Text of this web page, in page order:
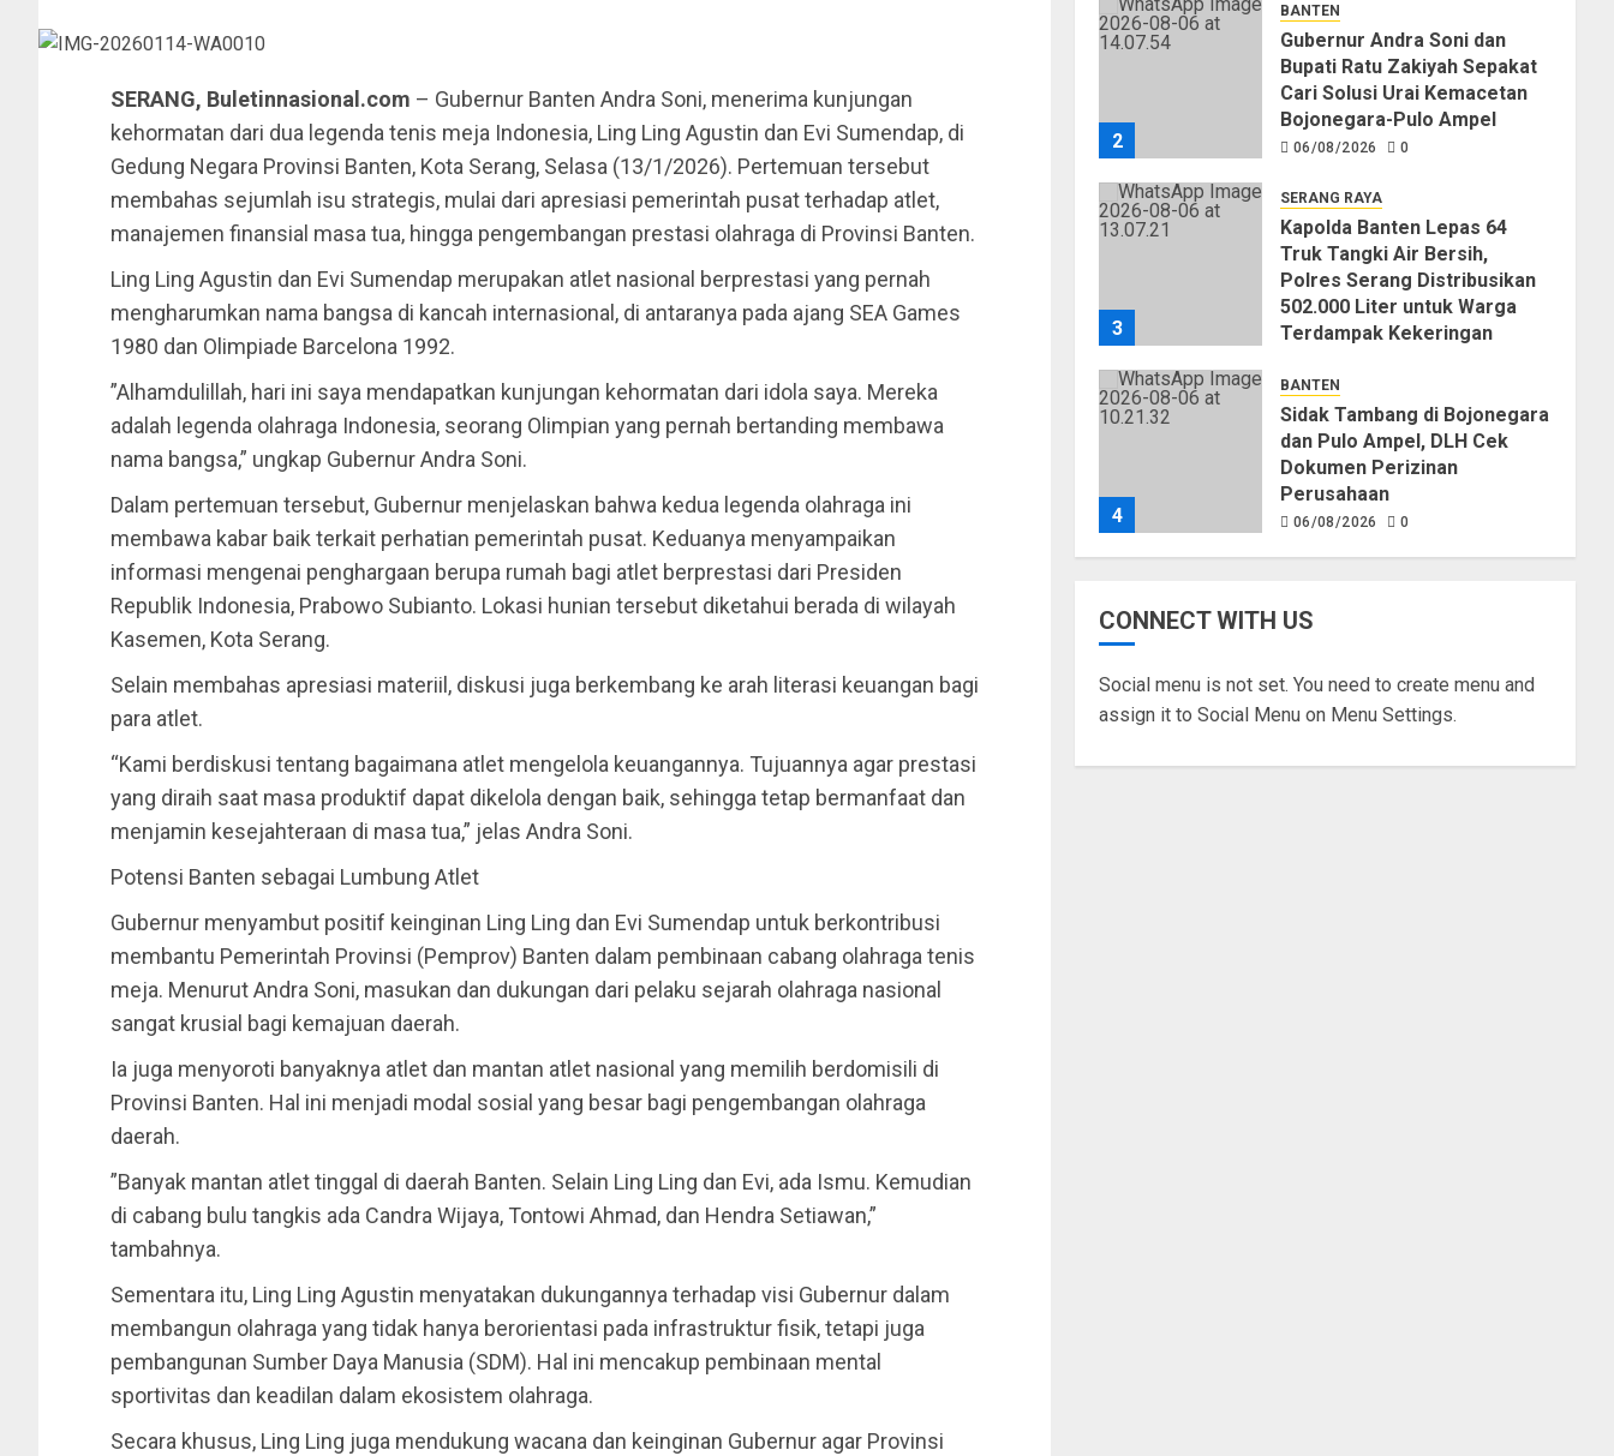
SERANG, Buletinnasional.com – ​Gubernur Banten Andra Soni, menerima kunjungan
kehormatan dari dua legenda tenis meja Indonesia, Ling Ling Agustin dan Evi Sumendap, di
Gedung Negara Provinsi Banten, Kota Serang, Selasa (13/1/2026). Pertemuan tersebut
membahas sejumlah isu strategis, mulai dari apresiasi pemerintah pusat terhadap atlet,
manajemen finansial masa tua, hingga pengembangan prestasi olahraga di Provinsi Banten.
​Ling Ling Agustin dan Evi Sumendap merupakan atlet nasional berprestasi yang pernah
mengharumkan nama bangsa di kancah internasional, di antaranya pada ajang SEA Games
1980 dan Olimpiade Barcelona 1992.
​”Alhamdulillah, hari ini saya mendapatkan kunjungan kehormatan dari idola saya. Mereka
adalah legenda olahraga Indonesia, seorang Olimpian yang pernah bertanding membawa
nama bangsa,” ungkap Gubernur Andra Soni.
​Dalam pertemuan tersebut, Gubernur menjelaskan bahwa kedua legenda olahraga ini
membawa kabar baik terkait perhatian pemerintah pusat. Keduanya menyampaikan
informasi mengenai penghargaan berupa rumah bagi atlet berprestasi dari Presiden
Republik Indonesia, Prabowo Subianto. Lokasi hunian tersebut diketahui berada di wilayah
Kasemen, Kota Serang.
​Selain membahas apresiasi materiil, diskusi juga berkembang ke arah literasi keuangan bagi
para atlet.
“Kami berdiskusi tentang bagaimana atlet mengelola keuangannya. Tujuannya agar prestasi
yang diraih saat masa produktif dapat dikelola dengan baik, sehingga tetap bermanfaat dan
menjamin kesejahteraan di masa tua,” jelas Andra Soni.
​Potensi Banten sebagai Lumbung Atlet
​Gubernur menyambut positif keinginan Ling Ling dan Evi Sumendap untuk berkontribusi
membantu Pemerintah Provinsi (Pemprov) Banten dalam pembinaan cabang olahraga tenis
meja. Menurut Andra Soni, masukan dan dukungan dari pelaku sejarah olahraga nasional
sangat krusial bagi kemajuan daerah.
​Ia juga menyoroti banyaknya atlet dan mantan atlet nasional yang memilih berdomisili di
Provinsi Banten. Hal ini menjadi modal sosial yang besar bagi pengembangan olahraga
daerah.
​”Banyak mantan atlet tinggal di daerah Banten. Selain Ling Ling dan Evi, ada Ismu. Kemudian
di cabang bulu tangkis ada Candra Wijaya, Tontowi Ahmad, dan Hendra Setiawan,”
tambahnya.
​Sementara itu, Ling Ling Agustin menyatakan dukungannya terhadap visi Gubernur dalam
membangun olahraga yang tidak hanya berorientasi pada infrastruktur fisik, tetapi juga
pembangunan Sumber Daya Manusia (SDM). Hal ini mencakup pembinaan mental
sportivitas dan keadilan dalam ekosistem olahraga.
​Secara khusus, Ling Ling juga mendukung wacana dan keinginan Gubernur agar Provinsi
2
BANTEN
Gubernur Andra Soni dan
Bupati Ratu Zakiyah Sepakat
Cari Solusi Urai Kemacetan
Bojonegara-Pulo Ampel
06/08/2026 0
3
SERANG RAYA
Kapolda Banten Lepas 64
Truk Tangki Air Bersih,
Polres Serang Distribusikan
502.000 Liter untuk Warga
Terdampak Kekeringan
4
BANTEN
Sidak Tambang di Bojonegara
dan Pulo Ampel, DLH Cek
Dokumen Perizinan
Perusahaan
06/08/2026 0
Pemkot Tangsel Matangkan
05/08/2026 0
CONNECT WITH US
Social menu is not set. You need to create menu and
assign it to Social Menu on Menu Settings.